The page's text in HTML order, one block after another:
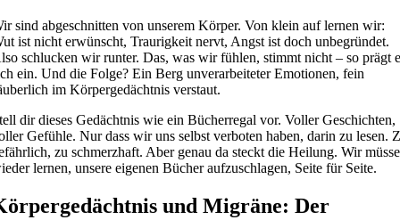
sind abgeschnitten von unserem Körper. Von klein auf lernen wir:
ist nicht erwünscht, Traurigkeit nervt, Angst ist doch unbegründet.
schlucken wir runter. Das, was wir fühlen, stimmt nicht – so prägt
ein. Und die Folge? Ein Berg unverarbeiteter Emotionen, fein
im Körpergedächtnis verstaut.
dir dieses Gedächtnis wie ein Bücherregal vor. Voller Geschichten,
Gefühle. Nur dass wir uns selbst verboten haben, darin zu lesen.
zu schmerzhaft. Aber genau da steckt die Heilung. Wir
lernen, unsere eigenen Bücher aufzuschlagen, Seite für Seite.
und Migräne: Der